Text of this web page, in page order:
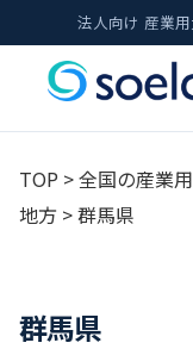
法人向け 産業
TOP >全国の産業
地方 >群馬県
群馬県